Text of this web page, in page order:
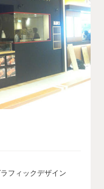
フィックデザイン